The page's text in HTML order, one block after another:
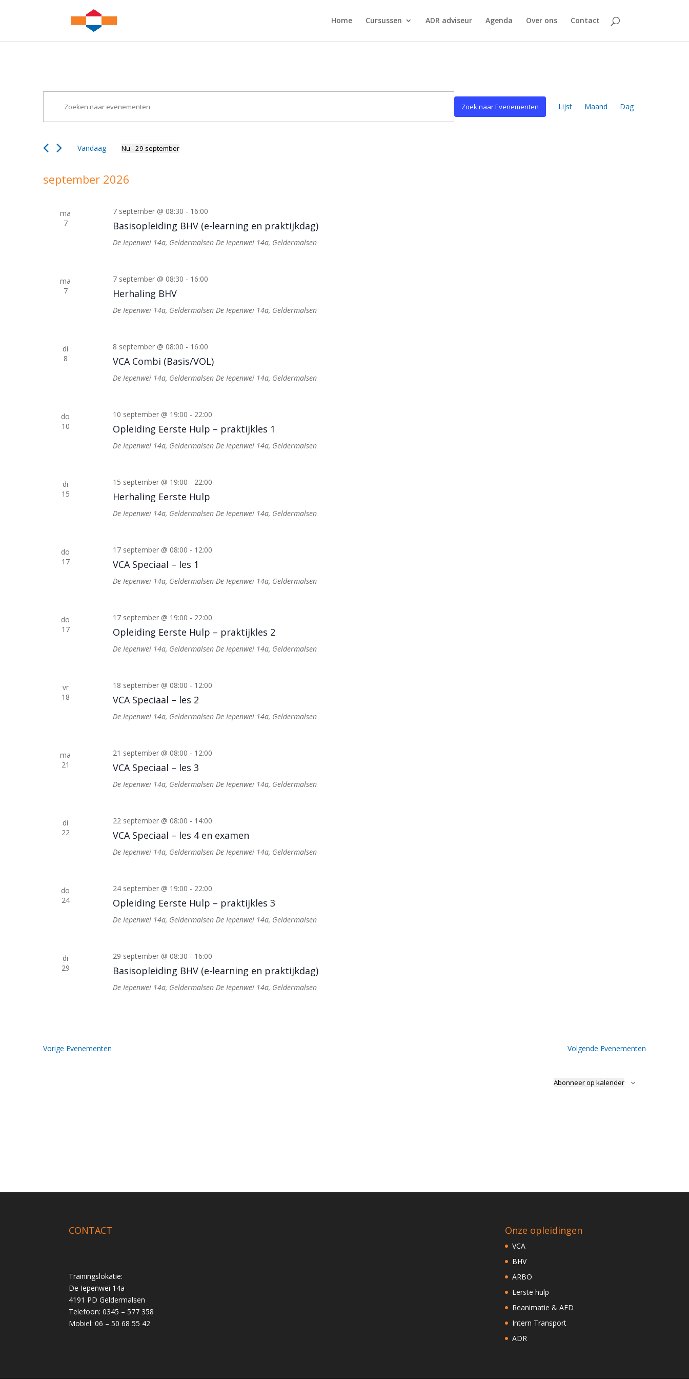
Home Cursussen ADR adviseur Agenda Over ons Contact
Evenementen
Evenementen
Zoeken
en
navigatie
Zoek
Evenementen
met
Zoek naar Evenementen weergaven
Lijst Maand Dag
Vandaag Nu - 29 september
datum.
september 2026
ma
7
Basisopleiding BHV (e-learning en praktijkdag)
7 september @ 08:30 - 16:00
De Iepenwei 14a, Geldermalsen De Iepenwei 14a, Geldermalsen
ma
7
Herhaling BHV
7 september @ 08:30 - 16:00
De Iepenwei 14a, Geldermalsen De Iepenwei 14a, Geldermalsen
di
8
VCA Combi (Basis/VOL)
8 september @ 08:00 - 16:00
De Iepenwei 14a, Geldermalsen De Iepenwei 14a, Geldermalsen
do
10
Opleiding Eerste Hulp – praktijkles 1
10 september @ 19:00 - 22:00
De Iepenwei 14a, Geldermalsen De Iepenwei 14a, Geldermalsen
di
15
Herhaling Eerste Hulp
15 september @ 19:00 - 22:00
De Iepenwei 14a, Geldermalsen De Iepenwei 14a, Geldermalsen
do
17
VCA Speciaal – les 1
17 september @ 08:00 - 12:00
De Iepenwei 14a, Geldermalsen De Iepenwei 14a, Geldermalsen
do
17
Opleiding Eerste Hulp – praktijkles 2
17 september @ 19:00 - 22:00
De Iepenwei 14a, Geldermalsen De Iepenwei 14a, Geldermalsen
vr
18
VCA Speciaal – les 2
18 september @ 08:00 - 12:00
De Iepenwei 14a, Geldermalsen De Iepenwei 14a, Geldermalsen
ma
21
VCA Speciaal – les 3
21 september @ 08:00 - 12:00
De Iepenwei 14a, Geldermalsen De Iepenwei 14a, Geldermalsen
di
22
VCA Speciaal – les 4 en examen
22 september @ 08:00 - 14:00
De Iepenwei 14a, Geldermalsen De Iepenwei 14a, Geldermalsen
do
24
Opleiding Eerste Hulp – praktijkles 3
24 september @ 19:00 - 22:00
De Iepenwei 14a, Geldermalsen De Iepenwei 14a, Geldermalsen
di
29
Basisopleiding BHV (e-learning en praktijkdag)
29 september @ 08:30 - 16:00
De Iepenwei 14a, Geldermalsen De Iepenwei 14a, Geldermalsen
Vorige Evenementen Volgende Evenementen
Abonneer op kalender
CONTACT
Trainingslokatie:
De Iepenwei 14a
4191 PD Geldermalsen
Telefoon: 0345 – 577 358
Mobiel: 06 – 50 68 55 42
Onze opleidingen
VCA
BHV
ARBO
Eerste hulp
Reanimatie & AED
Intern Transport
ADR